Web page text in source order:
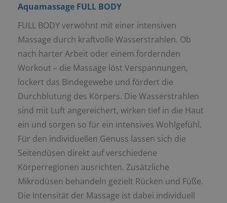
Aquamassage FULL BODY
FULL BODY verwöhnt mit einer intensiven
Massage durch kraftvolle Wasserstrahlen. Ob
nach harter Arbeit oder einem fordernden
Workout – die Massage löst Verspannungen,
lockert das Bindegewebe und fördert die
Durchblutung des Körpers. Die Wasserstrahlen
sind mit Luft angereichert, wirken tief in die Haut
ein und sorgen so für ein intensives Wohlgefühl.
Für den individuellen Genuss lassen sich die
Seitendüsen direkt auf verschiedene
Körperregionen ausrichten. Zusätzliche
Mikrodüsen behandeln gezielt Rücken und Füße.
Die Intensität der Massage ist dabei individuell